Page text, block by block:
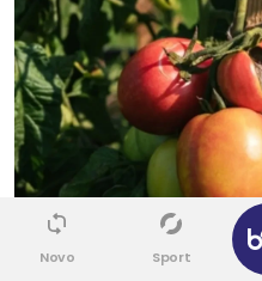
07. 08. 2026 19:41
Novo Sport
✕